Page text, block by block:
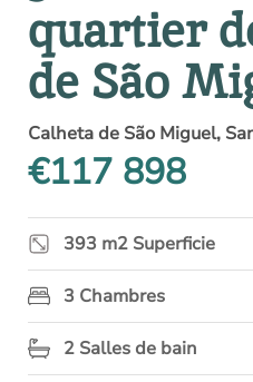
quartier
de São
Calheta de São Miguel,
€117 898
393 m2 Superficie
3 Chambres
2 Salles de bain